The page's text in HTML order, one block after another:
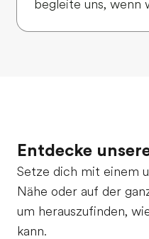
begleite uns, wenn
Entdecke
Setze dich mit einem
Nähe oder auf der
um herauszufinden,
kann.